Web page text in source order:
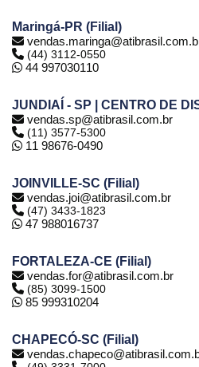
Maringá-PR (Filial)
(44) 3112-0550
44 997030110
JUNDIAÍ - SP | CENTRO DE
vendas.sp@atibrasil.com.br
(11) 3577-5300
11 98676-0490
JOINVILLE-SC (Filial)
vendas.joi@atibrasil.com.br
(47) 3433-1823
47 988016737
FORTALEZA-CE (Filial)
vendas.for@atibrasil.com.br
(85) 3099-1500
85 999310204
CHAPECÓ-SC (Filial)